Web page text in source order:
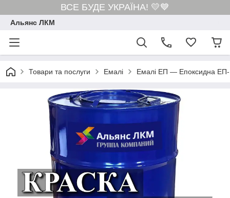
ВСЕ БУДЕ УКРАЇНА! 💛💙
Альянс ЛКМ
Товари та послуги Емалі Емалі ЕП — Епоксидна